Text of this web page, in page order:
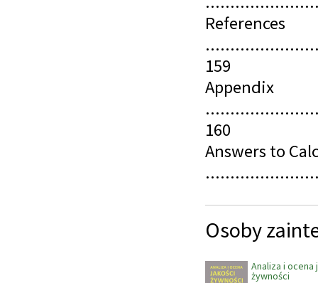
References
159
Appendix
160
Answers to
Osoby
Analiza i ocena
żywności